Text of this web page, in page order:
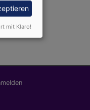
mit Klaro!